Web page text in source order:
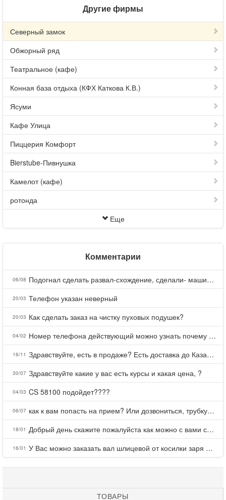
Другие фирмы
Северный замок
Обжорный ряд
Театральное (кафе)
Конная база отдыха (КФХ Каткова К.В.)
Ясуми
Кафе Улица
Пиццерия Комфорт
Bierstube-Пивнушка
Камелот (кафе)
ротонда
Еще
Комментарии
06/08 Подогнал сделать развал-схождение, сделали- машина уходит на право и колеса проверил все хорошо с атмосферами ужас как можно делать авто, не ужели не берегут свою репутацию, не советую.
20/03 Телефон указан неверный
20/03 Как сделать заказ на чистку пуховых подушек?
04/02 Номер телефона действующий можно узнать почему номер неправельный
16/11 Здравствуйте, есть в продаже? Есть доставка до Казани?
30/07 Здравствуйте какие у вас есть курсы и какая цена, ?
04/03 CS 58100 подойдет????
06/07 как к вам попасть на прием? Или дозвониться, трубку не берете.
18/01 Добрый день скажите пожалуйста как можно с вами связаться . Телефон не отвечает .Заказала кухню в тц Хороший есть претензии а менеджер контактов не дает .Что делать?
16/01 У Вас можно заказать вал шлицевой от косилки заря для мтз, который соединяет мотоблок с косилкой.?
ТОВАРЫ